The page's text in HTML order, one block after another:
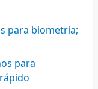
para biometria;
para